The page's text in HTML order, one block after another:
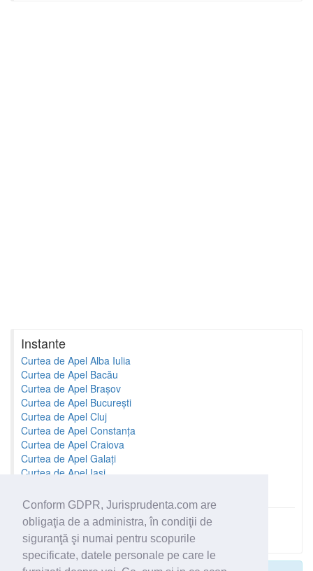
Conform GDPR, Jurisprudenta.com are
obligaţia de a administra, în condiţii de
siguranţă şi numai pentru scopurile
specificate, datele personale pe care le
Instante
Curtea de Apel Alba Iulia
Curtea de Apel Bacău
Curtea de Apel Brașov
Curtea de Apel București
Curtea de Apel Cluj
Curtea de Apel Constanța
Curtea de Apel Craiova
Curtea de Apel Galați
Curtea de Apel Iași
Toate instantele